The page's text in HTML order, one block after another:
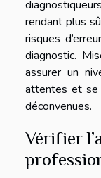
rendant plus
risques
diagnostic.
assurer un
attentes et se
déconvenues.
Vérifier